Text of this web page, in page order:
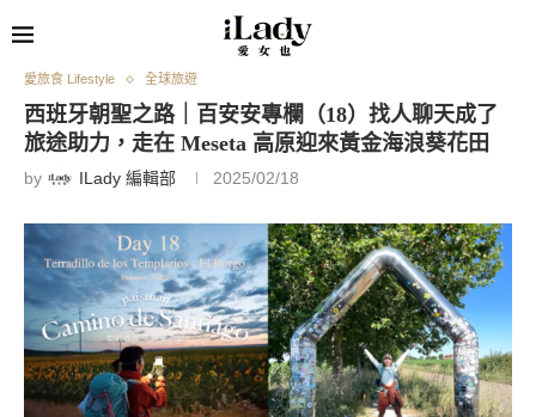
愛旅食 Lifestyle 全球旅遊
西班牙朝聖之路｜百安安專欄（18）找人聊天成了
旅途助力，走在 Meseta 高原迎來黃金海浪葵花田
by ILady 編輯部 2025/02/18